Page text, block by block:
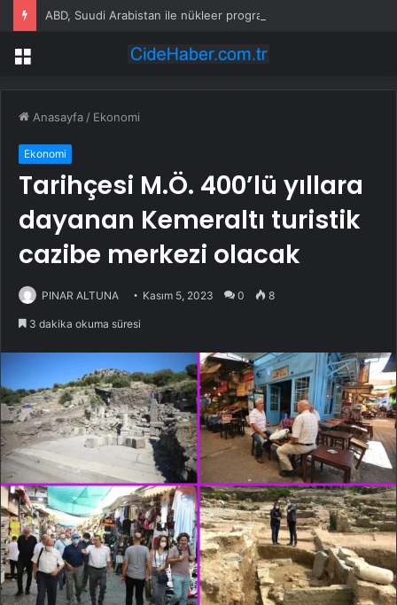
Menü
Anasayfa / Ekonomi
Ekonomi
Tarihçesi M.Ö. 400’lü yıllara
dayanan Kemeraltı turistik
cazibe merkezi olacak
PINAR ALTUNA Kasım 5, 2023 0 8
3 dakika okuma süresi